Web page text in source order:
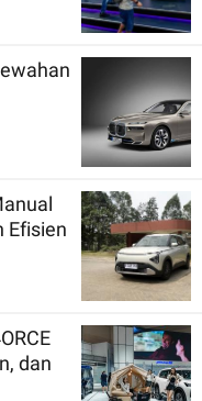
Efisien
dan